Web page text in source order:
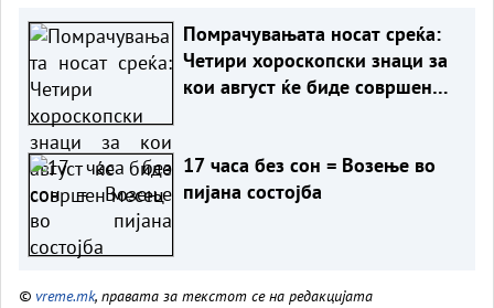
Помрачувањата носат среќа:
Четири хороскопски знаци за
кои август ќе биде совршен
17 часа без сон = Возење во
пијана состојба
© vreme.mk, правата за текстот се на редакцијата